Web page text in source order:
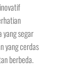
yang segar
yang cerdas
berbeda.